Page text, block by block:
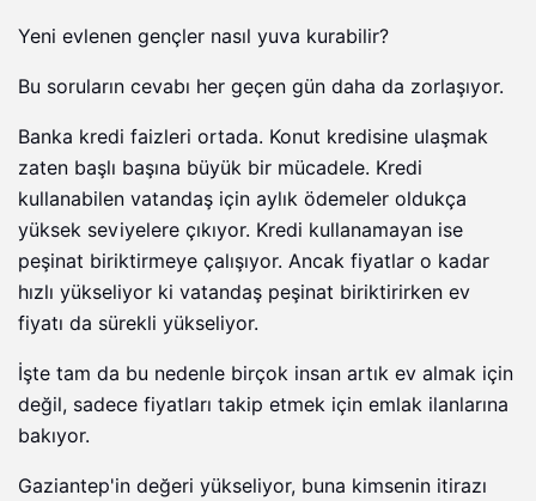
Yeni evlenen gençler nasıl yuva kurabilir?
Bu soruların cevabı her geçen gün daha da zorlaşıyor.
Banka kredi faizleri ortada. Konut kredisine ulaşmak
zaten başlı başına büyük bir mücadele. Kredi
kullanabilen vatandaş için aylık ödemeler oldukça
yüksek seviyelere çıkıyor. Kredi kullanamayan ise
peşinat biriktirmeye çalışıyor. Ancak fiyatlar o kadar
hızlı yükseliyor ki vatandaş peşinat biriktirirken ev
fiyatı da sürekli yükseliyor.
İşte tam da bu nedenle birçok insan artık ev almak için
değil, sadece fiyatları takip etmek için emlak ilanlarına
bakıyor.
Gaziantep'in değeri yükseliyor, buna kimsenin itirazı